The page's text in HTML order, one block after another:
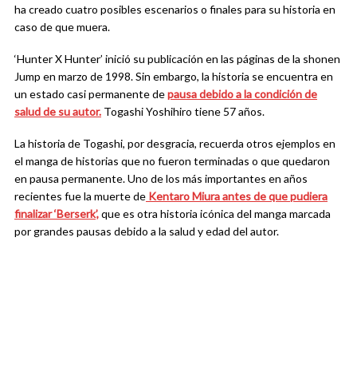
ha creado cuatro posibles escenarios o finales para su historia en
caso de que muera.
‘Hunter X Hunter’ inició su publicación en las páginas de la shonen
Jump en marzo de 1998. Sin embargo, la historia se encuentra en
un estado casi permanente depausa debido a la condición de
salud de su autor. Togashi Yoshihiro tiene 57 años.
La historia de Togashi, por desgracia, recuerda otros ejemplos en
el manga de historias que no fueron terminadas o que quedaron
en pausa permanente. Uno de los más importantes en años
recientes fue la muerte de Kentaro Miura antes de que pudiera
finalizar ‘Berserk’,que es otra historia icónica del manga marcada
por grandes pausas debido a la salud y edad del autor.